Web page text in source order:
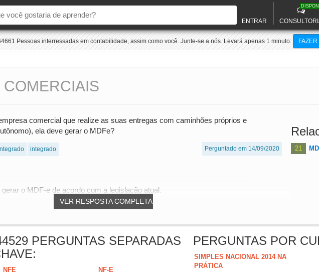
ENTRAR
Pessoas interressadas em contabilidade, assim como você. Junte-se a nós. Levará apenas 1 minuto:
comercial que realize as suas entregas com caminhões próprios e
ela deve gerar o MDFe?
integrado Perguntado em 14/09/2020
VER RESPOSTA COMPLETA
o MDF-e de acordo com a legislação atual.
21
PERGUNTAS SEPARADAS
NFE NF-E
PERGUNTAS POR
SIMPLES NACIONAL 2014 NA
PRÁTICA